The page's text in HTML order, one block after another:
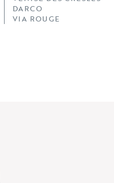
DARCO
VIA ROUGE